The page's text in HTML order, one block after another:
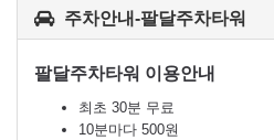
주차안내-팔달주차타워
팔달주차타워 이용안내
최초 30분 무료
10분마다 500원